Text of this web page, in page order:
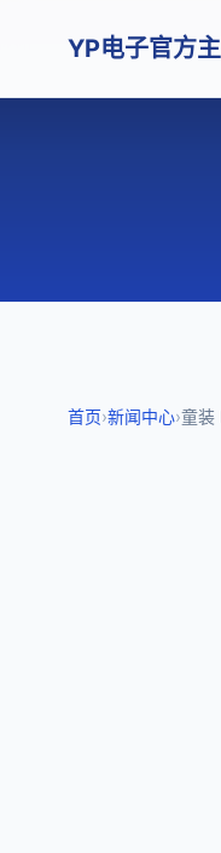
YP电子官方
首页›新闻中心›童装